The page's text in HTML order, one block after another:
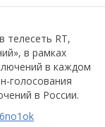
телесеть RT,
в рамках
в каждом
голосования
в России.